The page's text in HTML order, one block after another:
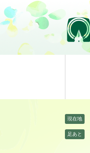
ペ
ー
ジ
メ
ニ
ュ
て
現在地
足あと